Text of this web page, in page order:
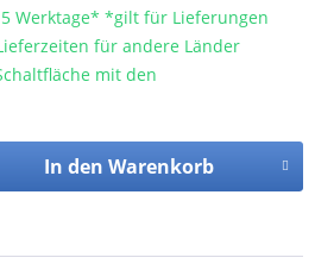
Werktage* *gilt für Lieferungen
für andere Länder
mit den
In den Warenkorb